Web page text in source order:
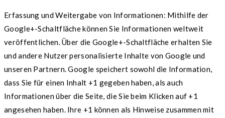
Erfassung und Weitergabe von Informationen: Mithilfe der
Google+-Schaltfläche können Sie Informationen weltweit
veröffentlichen. Über die Google+-Schaltfläche erhalten Sie
und andere Nutzer personalisierte Inhalte von Google und
unseren Partnern. Google speichert sowohl die Information,
dass Sie für einen Inhalt +1 gegeben haben, als auch
Informationen über die Seite, die Sie beim Klicken auf +1
angesehen haben. Ihre +1 können als Hinweise zusammen mit